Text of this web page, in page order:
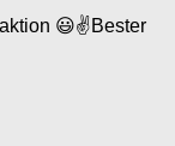
😃✌Bester